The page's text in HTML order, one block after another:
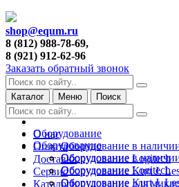
shop@equm.ru
8 (812) 988-78-69,
8 (921) 912-62-96
Заказать обратный звонок
Каталог Меню Поиск
О нас
Оплата
Доставка
Сервис
Каталоги
Оборудование
Оборудование в
Оборудование Logitech
Оборудование Kurt J.
Оборудование для
Оборудование
Оборудование в
Оборудование Logitech
Оборудование Kurt J.